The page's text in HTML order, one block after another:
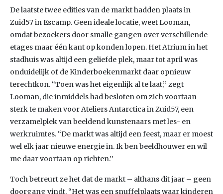
De laatste twee edities van de markt hadden plaats in
Zuid57 in Escamp. Geen ideale locatie, weet Looman,
omdat bezoekers door smalle gangen over verschillende
etages maar één kant op konden lopen. Het Atrium in het
stadhuis was altijd een geliefde plek, maar tot april was
onduidelijk of de Kinderboekenmarkt daar opnieuw
terechtkon. “Toen was het eigenlijk al te laat,’’ zegt
Looman, die inmiddels had besloten om zich voortaan
sterk te maken voor Ateliers Antarctica in Zuid57, een
verzamelplek van beeldend kunstenaars met les- en
werkruimtes. “De markt was altijd een feest, maar er moest
wel elk jaar nieuwe energie in. Ik ben beeldhouwer en wil
me daar voortaan op richten.’’
Toch betreurt ze het dat de markt – althans dit jaar – geen
doorgang vindt. “Het was een snuffelplaats waar kinderen